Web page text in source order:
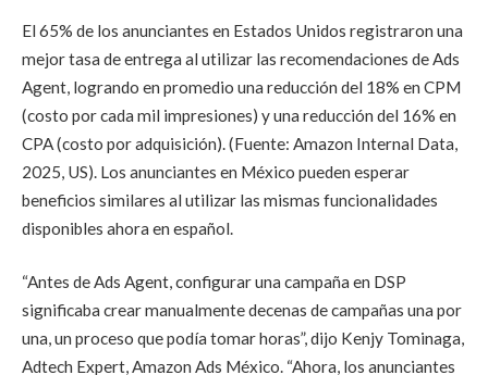
El 65% de los anunciantes en Estados Unidos registraron una
mejor tasa de entrega al utilizar las recomendaciones de Ads
Agent, logrando en promedio una reducción del 18% en CPM
(costo por cada mil impresiones) y una reducción del 16% en
CPA (costo por adquisición). (Fuente: Amazon Internal Data,
2025, US). Los anunciantes en México pueden esperar
beneficios similares al utilizar las mismas funcionalidades
disponibles ahora en español.
“Antes de Ads Agent, configurar una campaña en DSP
significaba crear manualmente decenas de campañas una por
una, un proceso que podía tomar horas”, dijo Kenjy Tominaga,
Adtech Expert, Amazon Ads México. “Ahora, los anunciantes